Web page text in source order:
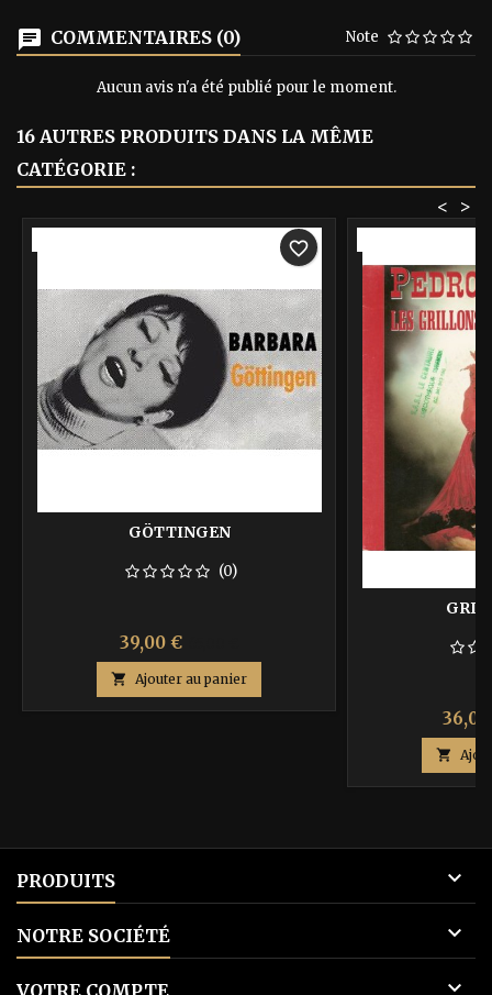
COMMENTAIRES (0) Note
Aucun avis n'a été publié pour le moment.
16 AUTRES PRODUITS DANS LA MÊME
CATÉGORIE :
>
<
GÖTTINGEN
(0)
Prix
39,00 €
base
 Ajouter au panier
favorite_border
Prix

PRODUITS 
NOTRE SOCIÉTÉ 
VOTRE COMPTE 